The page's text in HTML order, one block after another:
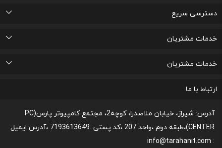
دسترسی سریع
تماس با ما
درباره ما
پرسشهای متداول
اتاق خبر
خدمات مشتریان
قوانین و مقررات مربوط به رعایت حریم شخصی
پیگیری خرید و مدت زمان تحویل
لیست علاقه مندی های من
پشتیبانی و ثبت شکایات مصرف کنندگان
خدمات مشتریان
رونداسترداد وجه
روند مرجوعي كالا و نحوه فسخ خدمات
قوانین و مقررات،نحوه ی پرداخت و شیوه ی ارسال
نحوه پشتیبانی و خدمات پس از فروش
ارتباط با ما
آدرس: شیراز، خیابان ملاصدرا، کوچه2، مجتمع کامپیوتر پارس(PC
CENTER)،طبقه دوم ،واحد 207 ،کد پستی :7193613649 ،آدرس ایمیل
: info@tarahanit.com